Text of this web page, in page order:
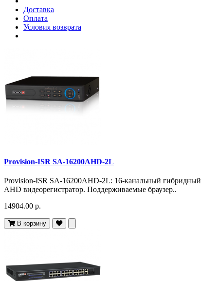
Доставка
Оплата
Условия возврата
Provision-ISR SA-16200AHD-2L
Provision-ISR SA-16200AHD-2L: 16-канальный гибридный
AHD видеорегистратор. Поддерживаемые браузер..
14904.00 р.
В корзину